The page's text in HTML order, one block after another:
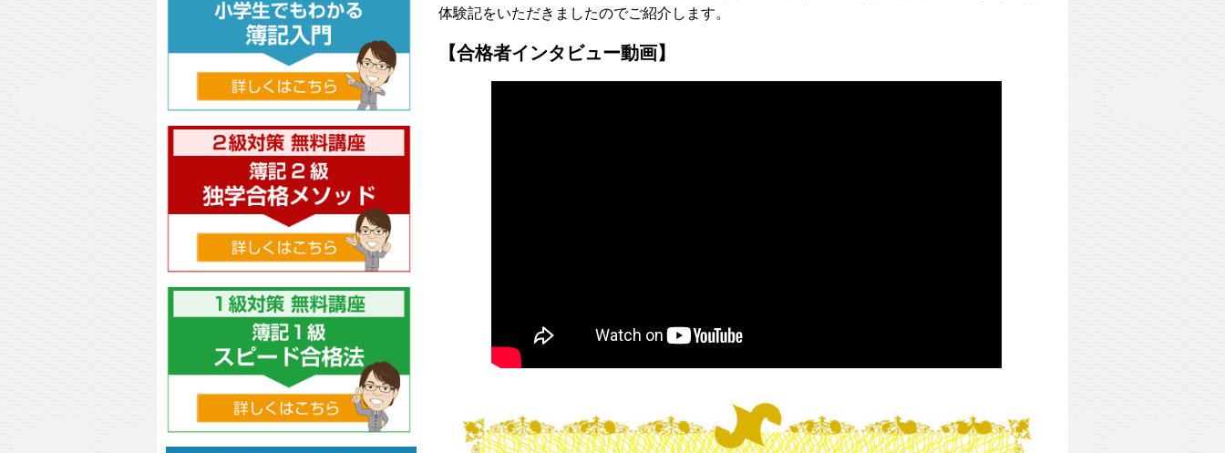
体験記をいただきましたのでご紹介します。
【合格者インタビュー動画】